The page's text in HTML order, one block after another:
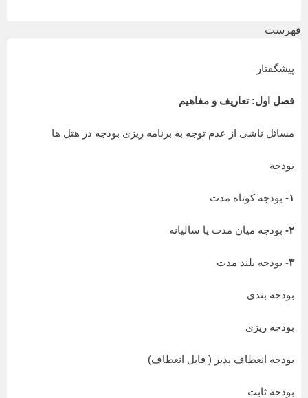
فهرست
پیشگفتار
فصل اول: تعاریف و مفاهیم
مسائل ناشی از عدم توجه به برنامه ریزی بودجه در هتل ها
بودجه
۱- بودجه کوتاه مدت
۲- بودجه میان مدت یا سالیانه
۳- بودجه بلند مدت
بودجه بندی
بودجه ریزی
بودجه انعطاف پذیر ( قابل انعطاف)
بودجه ثابت